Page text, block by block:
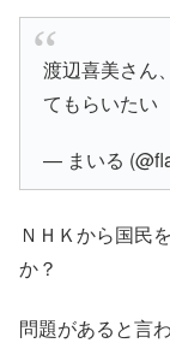
渡辺喜美さん
てもらいたい
— まいる
ＮＨＫから国民
か？
問題があると言